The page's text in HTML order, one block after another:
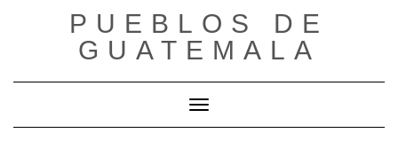
PUEBLOS DE
GUATEMALA
Cambiar modo de navegación